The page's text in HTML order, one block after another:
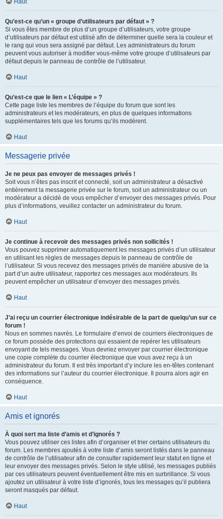
Haut
Qu’est-ce qu’un « groupe d’utilisateurs par défaut » ?
Si vous êtes membre de plus d’un groupe d’utilisateurs, votre groupe
d’utilisateurs par défaut est utilisé afin de déterminer quelle sera la couleur et
le rang qui vous sera assigné par défaut. Les administrateurs du forum
peuvent vous autoriser à modifier vous-même votre groupe d’utilisateurs par
défaut depuis le panneau de contrôle de l’utilisateur.
Haut
Qu’est-ce que le lien « L’équipe » ?
Cette page liste les membres de l’équipe du forum que sont les
administrateurs et les modérateurs, en plus de quelques informations
supplémentaires tels que les forums qu’ils modèrent.
Haut
Messagerie privée
Je ne peux pas envoyer de messages privés !
Soit vous n’êtes pas inscrit et connecté, soit un administrateur a désactivé
entièrement la messagerie privée sur le forum, soit un administrateur ou un
modérateur a décidé de vous empêcher d’envoyer des messages privés. Pour
plus d’informations, veuillez contacter un administrateur du forum.
Haut
Je continue à recevoir des messages privés non sollicités !
Vous pouvez supprimer automatiquement les messages privés d’un utilisateur
en utilisant les règles de messages depuis le panneau de contrôle de
l’utilisateur. Si vous recevez des messages privés de manière abusive de la
part d’un autre utilisateur, rapportez ces messages aux modérateurs. Ils
peuvent empêcher un utilisateur d’envoyer des messages privés.
Haut
J’ai reçu un courrier électronique indésirable de la part de quelqu’un sur ce
forum !
Nous en sommes navrés. Le formulaire d’envoi de courriers électroniques de
ce forum possède des protections qui essaient de repérer les utilisateurs
envoyant de tels messages. Vous devriez envoyer par courrier électronique
une copie complète du courrier électronique que vous avez reçu à un
administrateur du forum. Il est très important d’y inclure les en-têtes contenant
des informations sur l’auteur du courrier électronique. Il pourra alors agir en
conséquence.
Haut
Amis et ignorés
À quoi sert ma liste d’amis et d’ignorés ?
Vous pouvez utiliser ces listes afin d’organiser et trier certains utilisateurs du
forum. Les membres ajoutés à votre liste d’amis seront listés dans le panneau
de contrôle de l’utilisateur afin de consulter rapidement leur statut en ligne et
leur envoyer des messages privés. Selon le style utilisé, les messages publiés
par ces utilisateurs peuvent éventuellement être mis en surbrillance. Si vous
ajoutez un utilisateur à votre liste d’ignorés, tous les messages qu’il publiera
seront masqués par défaut.
Haut